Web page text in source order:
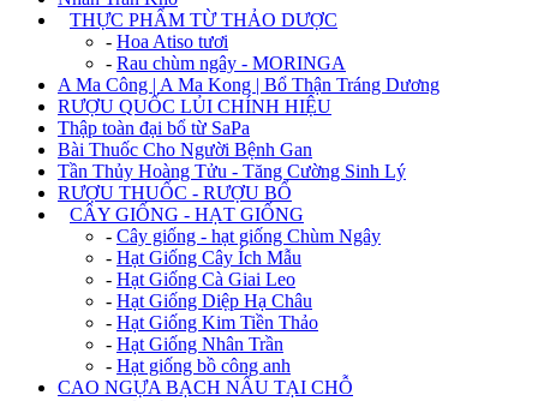
THỰC PHẨM TỪ THẢO DƯỢC
- Hoa Atiso tươi
- Rau chùm ngây - MORINGA
A Ma Công | A Ma Kong | Bổ Thận Tráng Dương
RƯỢU QUỐC LỦI CHÍNH HIỆU
Thập toàn đại bổ từ SaPa
Bài Thuốc Cho Người Bệnh Gan
Tần Thủy Hoàng Tửu - Tăng Cường Sinh Lý
RƯỢU THUỐC - RƯỢU BỔ
CÂY GIỐNG - HẠT GIỐNG
- Cây giống - hạt giống Chùm Ngây
- Hạt Giống Cây Ích Mẫu
- Hạt Giống Cà Giai Leo
- Hạt Giống Diệp Hạ Châu
- Hạt Giống Kim Tiền Thảo
- Hạt Giống Nhân Trần
- Hạt giống bồ công anh
CAO NGỰA BẠCH NẤU TẠI CHỖ